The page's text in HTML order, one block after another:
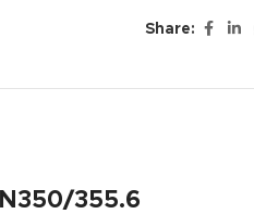
Share:
355.6